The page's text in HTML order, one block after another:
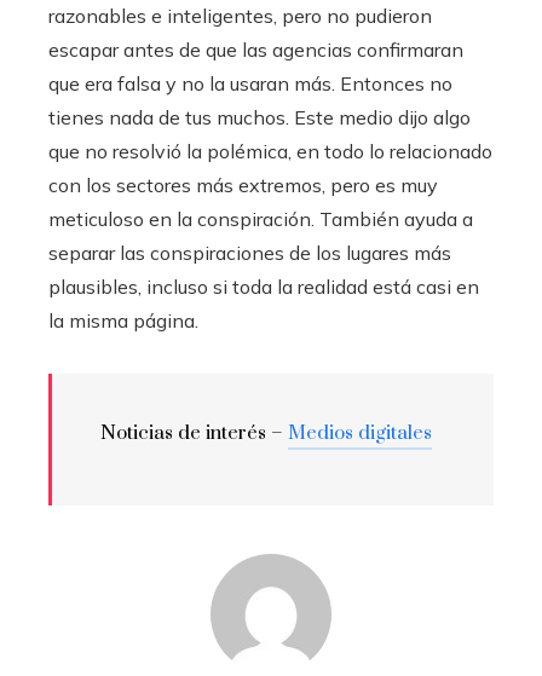
razonables e inteligentes, pero no pudieron
escapar antes de que las agencias confirmaran
que era falsa y no la usaran más. Entonces no
tienes nada de tus muchos. Este medio dijo algo
que no resolvió la polémica, en todo lo relacionado
con los sectores más extremos, pero es muy
meticuloso en la conspiración. También ayuda a
separar las conspiraciones de los lugares más
plausibles, incluso si toda la realidad está casi en
la misma página.
Noticias de interés – Medios digitales